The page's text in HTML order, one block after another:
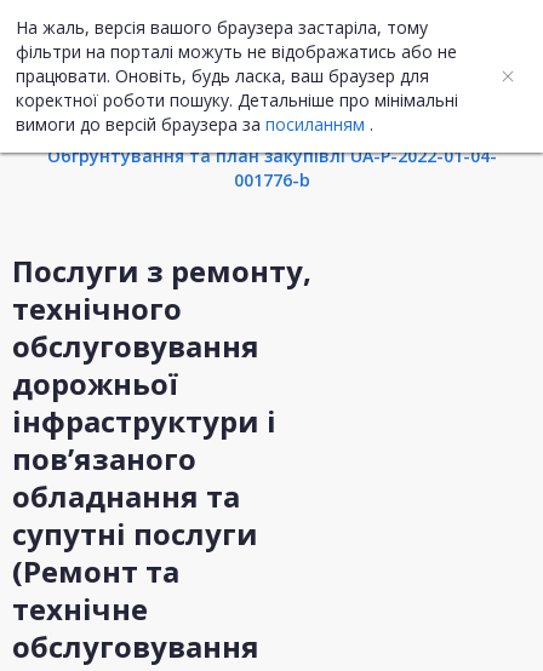
На жаль, версія вашого браузера застаріла, тому
фільтри на порталі можуть не відображатись або не
працювати. Оновіть, будь ласка, ваш браузер для
коректної роботи пошуку. Детальніше про мінімальні
вимоги до версій браузера за посиланням .
UA ENG
Інформація про закупівлю
Обгрунтування та план закупівлі UA-P-2022-01-04-
001776-b
Послуги з ремонту,
технічного
обслуговування
дорожньої
інфраструктури і
пов’язаного
обладнання та
супутні послуги
(Ремонт та
технічне
обслуговування